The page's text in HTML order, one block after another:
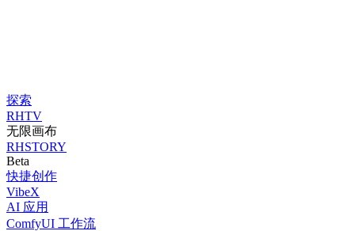
探索
RHTV
无限画布
RHSTORY
Beta
快捷创作
VibeX
AI 应用
ComfyUI 工作流